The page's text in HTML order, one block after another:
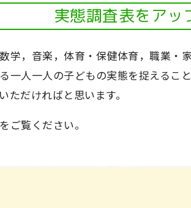
実態調査表をアッ
学，音楽，体育・保健体育，職業・
一人一人の子どもの実態を捉えるこ
ただければと思います。
をご覧ください。